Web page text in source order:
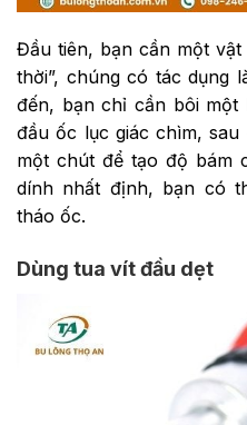
Đầu tiên, bạn cần một
thời”, chúng có tác dụng
đến, bạn chỉ cần bôi
đầu ốc lục giác chìm,
một chút để tạo độ bám
dính nhất định, bạn có
tháo ốc.
Dùng tua vít đầu dẹt